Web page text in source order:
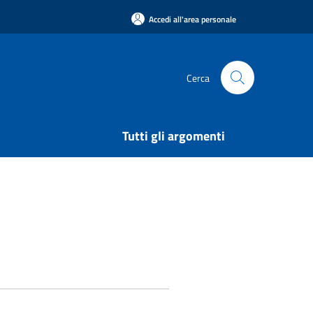
Accedi all'area personale
Cerca
Tutti gli argomenti